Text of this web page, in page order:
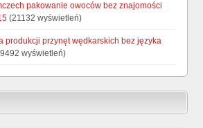
pakowanie owoców bez znajomości
(21132 wyświetleń)
produkcji przynęt wędkarskich bez języka
wyświetleń)